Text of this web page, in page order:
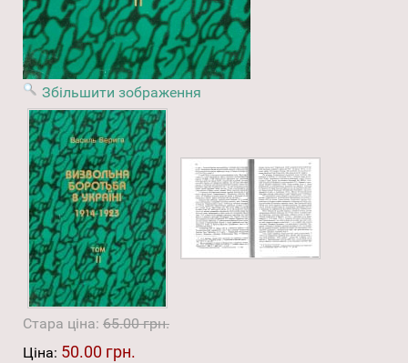
Збільшити зображення
Стара ціна: 65.00 грн.
Ціна: 50.00 грн.